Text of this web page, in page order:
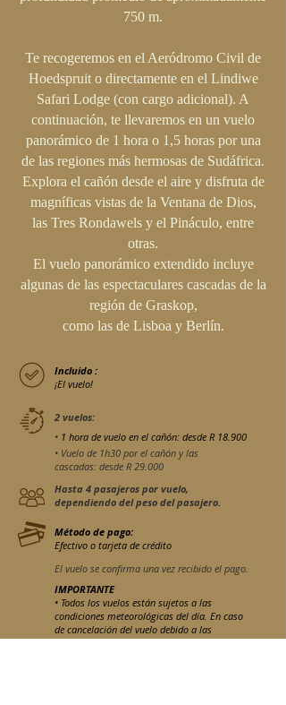
750 m.
Te recogeremos en el Aeródromo Civil de
Hoedspruit o directamente en el Lindiwe
Safari Lodge (con cargo adicional). A
continuación, te llevaremos en un vuelo
panorámico de 1 hora o 1,5 horas por una
de las regiones más hermosas de Sudáfrica.
Explora el cañón desde el aire y disfruta de
magníficas vistas de la Ventana de Dios,
las Tres Rondawels y el Pináculo, entre
otras.
El vuelo panorámico extendido incluye
algunas de las espectaculares cascadas de la
región de Graskop,
como las de Lisboa y Berlín.
Incluido :
¡El vuelo!
2 vuelos:
• 1 hora de vuelo en el cañón: desde R 18.900
• Vuelo de 1h30 por el cañón y las
cascadas: desde R 29.000
Hasta 4 pasajeros por vuelo,
dependiendo del peso del pasajero.
Método de pago:
Efectivo o tarjeta de crédito
El vuelo se confirma una vez recibido el pago.
IMPORTANTE
• Todos los vuelos están sujetos a las
condiciones meteorológicas del día. En caso
de cancelación del vuelo debido a las
condiciones meteorológicas, los pasajeros